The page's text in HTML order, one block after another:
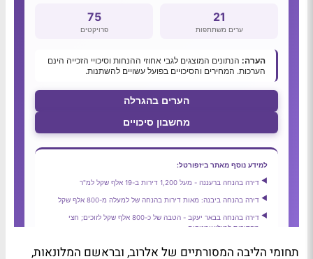
תחומי הליבה המסורתיים של אלרוב, ובראשם המלונאות,